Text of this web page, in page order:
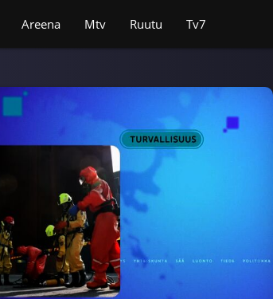
Areena Mtv Ruutu Tv7